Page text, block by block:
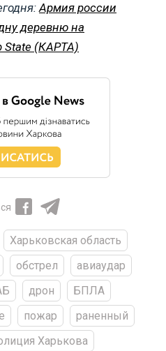
Армия россии
деревню на
State (КАРТА)
Харьковская область
обстрел
авиаудар
дрон
БПЛА
пожар
раненный
Харькова